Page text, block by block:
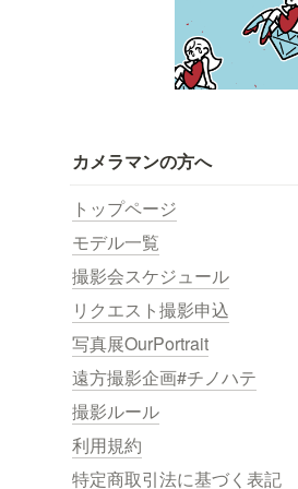
カメラマンの方へ
トップページ
モデル一覧
撮影会スケジュール
リクエスト撮影申込
写真展OurPortrait
遠方撮影企画#チノハテ
撮影ルール
利用規約
特定商取引法に基づく表記